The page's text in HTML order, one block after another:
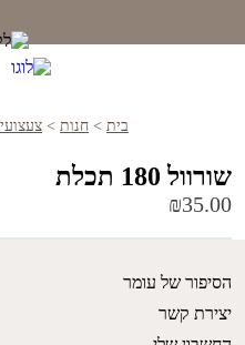
content
בית > חנות >
שורוול 180 תכלת
₪35.00
הסיפור של עומר
יצירת קשר